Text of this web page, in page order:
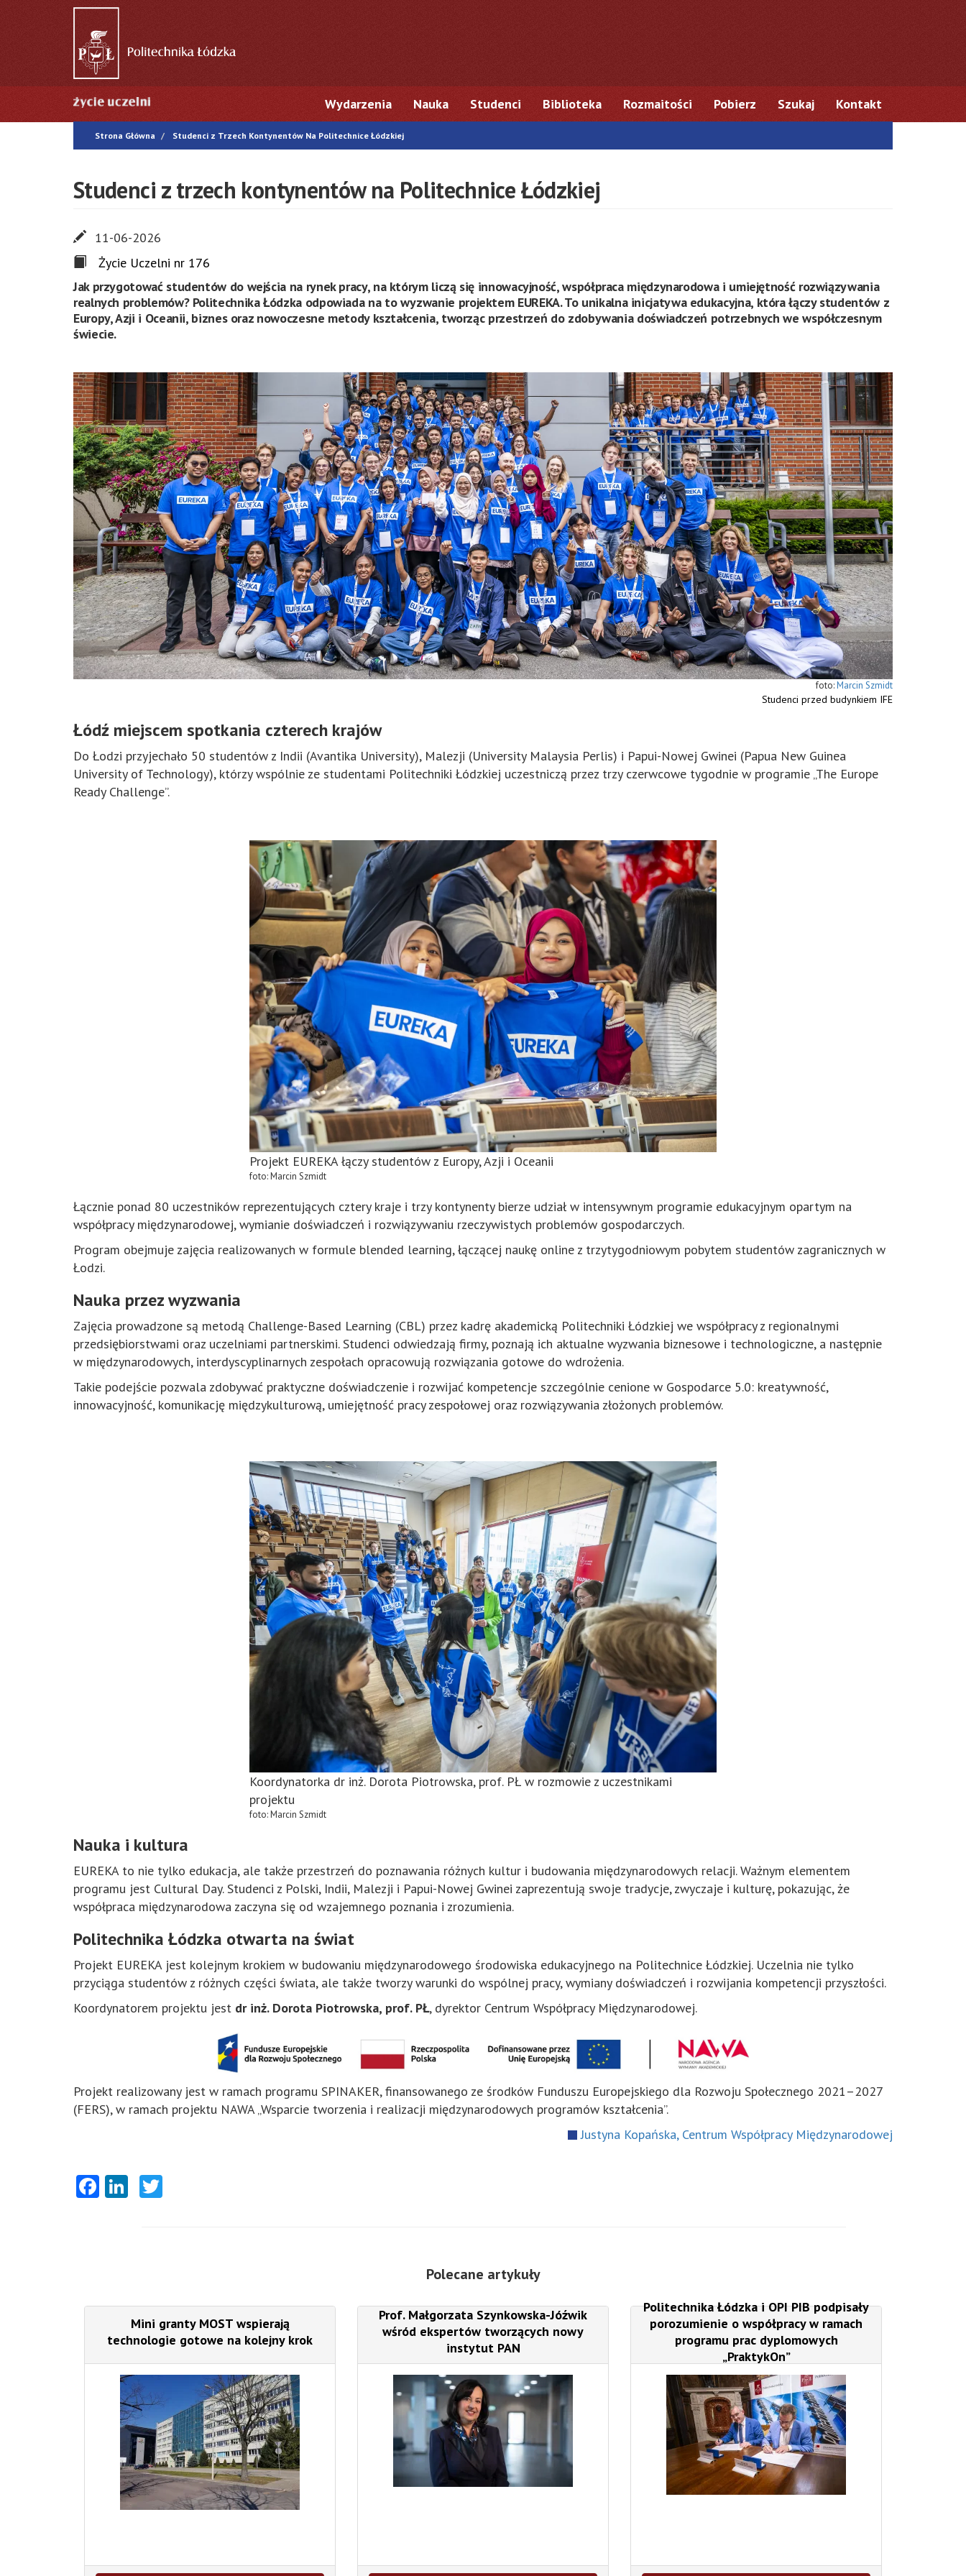
Główna
nawigacja
Wydarzenia Nauka Studenci Biblioteka Rozmaitości Pobierz Szukaj Kontakt
Strona Główna Studenci z Trzech Kontynentów Na Politechnice Łódzkiej
Studenci z trzech kontynentów na Politechnice Łódzkiej
11-06-2026
Życie Uczelni nr 176
Jak przygotować studentów do wejścia na rynek pracy, na którym liczą się innowacyjność, współpraca międzynarodowa i umiejętność rozwiązywania
realnych problemów? Politechnika Łódzka odpowiada na to wyzwanie projektem EUREKA. To unikalna inicjatywa edukacyjna, która łączy studentów z
Europy, Azji i Oceanii, biznes oraz nowoczesne metody kształcenia, tworząc przestrzeń do zdobywania doświadczeń potrzebnych we współczesnym
świecie.
Marcin Szmidt
Studenci przed budynkiem IFE
Łódź miejscem spotkania czterech krajów
Do Łodzi przyjechało 50 studentów z Indii (Avantika University), Malezji (University Malaysia Perlis) i Papui-Nowej Gwinei (Papua New Guinea
University of Technology), którzy wspólnie ze studentami Politechniki Łódzkiej uczestniczą przez trzy czerwcowe tygodnie w programie „The Europe
Ready Challenge”.
Projekt EUREKA łączy studentów z Europy, Azji i Oceanii
foto: Marcin Szmidt
Łącznie ponad 80 uczestników reprezentujących cztery kraje i trzy kontynenty bierze udział w intensywnym programie edukacyjnym opartym na
współpracy międzynarodowej, wymianie doświadczeń i rozwiązywaniu rzeczywistych problemów gospodarczych.
Program obejmuje zajęcia realizowanych w formule blended learning, łączącej naukę online z trzytygodniowym pobytem studentów zagranicznych w
Łodzi.
Nauka przez wyzwania
Zajęcia prowadzone są metodą Challenge-Based Learning (CBL) przez kadrę akademicką Politechniki Łódzkiej we współpracy z regionalnymi
przedsiębiorstwami oraz uczelniami partnerskimi. Studenci odwiedzają firmy, poznają ich aktualne wyzwania biznesowe i technologiczne, a następnie
w międzynarodowych, interdyscyplinarnych zespołach opracowują rozwiązania gotowe do wdrożenia.
Takie podejście pozwala zdobywać praktyczne doświadczenie i rozwijać kompetencje szczególnie cenione w Gospodarce 5.0: kreatywność,
innowacyjność, komunikację międzykulturową, umiejętność pracy zespołowej oraz rozwiązywania złożonych problemów.
Koordynatorka dr inż. Dorota Piotrowska, prof. PŁ w rozmowie z uczestnikami
projektu
foto: Marcin Szmidt
Nauka i kultura
EUREKA to nie tylko edukacja, ale także przestrzeń do poznawania różnych kultur i budowania międzynarodowych relacji. Ważnym elementem
programu jest Cultural Day. Studenci z Polski, Indii, Malezji i Papui-Nowej Gwinei zaprezentują swoje tradycje, zwyczaje i kulturę, pokazując, że
współpraca międzynarodowa zaczyna się od wzajemnego poznania i zrozumienia.
Politechnika Łódzka otwarta na świat
Projekt EUREKA jest kolejnym krokiem w budowaniu międzynarodowego środowiska edukacyjnego na Politechnice Łódzkiej. Uczelnia nie tylko
przyciąga studentów z różnych części świata, ale także tworzy warunki do wspólnej pracy, wymiany doświadczeń i rozwijania kompetencji przyszłości.
Koordynatorem projektu jest dr inż. Dorota Piotrowska, prof. PŁ, dyrektor Centrum Współpracy Międzynarodowej.
Projekt realizowany jest w ramach programu SPINAKER, finansowanego ze środków Funduszu Europejskiego dla Rozwoju Społecznego 2021–2027
(FERS), w ramach projektu NAWA „Wsparcie tworzenia i realizacji międzynarodowych programów kształcenia”.
Justyna Kopańska, Centrum Współpracy Międzynarodowej
Facebook
LinkedIn
Polecane artykuły
Mini granty MOST wspierają
technologie gotowe na kolejny krok
Prof. Małgorzata Szynkowska-Jóźwik
wśród ekspertów tworzących nowy
instytut PAN
Politechnika Łódzka i OPI PIB podpisały
porozumienie o współpracy w ramach
programu prac dyplomowych
„PraktykOn”